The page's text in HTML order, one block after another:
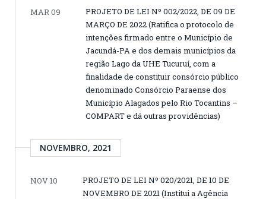
MAR 09
PROJETO DE LEI Nº 002/2022, DE 09 DE
MARÇO DE 2022 (Ratifica o protocolo de
intenções firmado entre o Município de
Jacundá-PA e dos demais municípios da
região Lago da UHE Tucuruí, com a
finalidade de constituir consórcio público
denominado Consórcio Paraense dos
Município Alagados pelo Rio Tocantins –
COMPART e dá outras providências)
NOVEMBRO, 2021
NOV 10
PROJETO DE LEI Nº 020/2021, DE 10 DE
NOVEMBRO DE 2021 (Institui a Agência